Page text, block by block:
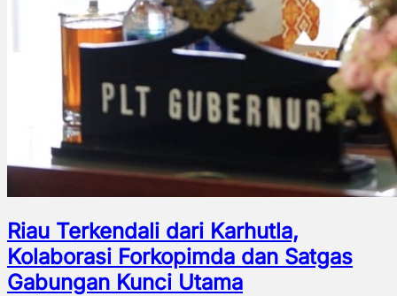
Riau Terkendali dari Karhutla,
Kolaborasi Forkopimda dan Satgas
Gabungan Kunci Utama